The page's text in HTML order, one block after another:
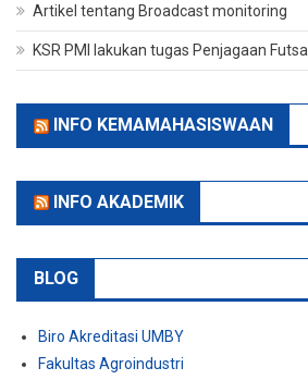
Artikel tentang Broadcast monitoring
KSR PMI lakukan tugas Penjagaan Futsal
INFO KEMAMAHASISWAAN
INFO AKADEMIK
BLOG
Biro Akreditasi UMBY
Fakultas Agroindustri